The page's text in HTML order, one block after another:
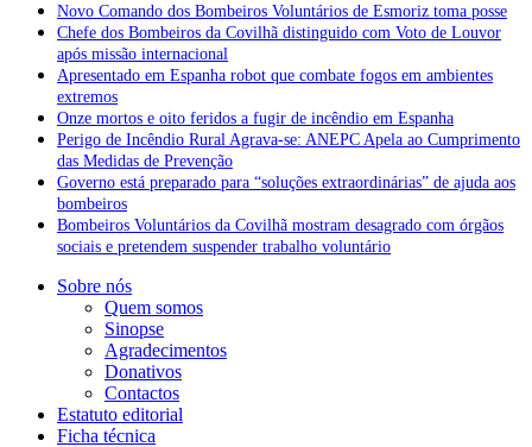
Novo Comando dos Bombeiros Voluntários de Esmoriz toma posse
Chefe dos Bombeiros da Covilhã distinguido com Voto de Louvor
após missão internacional
Apresentado em Espanha robot que combate fogos em ambientes
extremos
Onze mortos e oito feridos a fugir de incêndio em Espanha
Perigo de Incêndio Rural Agrava-se: ANEPC Apela ao Cumprimento
das Medidas de Prevenção
Governo está preparado para “soluções extraordinárias” de ajuda aos
bombeiros
Bombeiros Voluntários da Covilhã mostram desagrado com órgãos
sociais e pretendem suspender trabalho voluntário
Sobre nós
Quem somos
Sinopse
Agradecimentos
Donativos
Contactos
Estatuto editorial
Ficha técnica